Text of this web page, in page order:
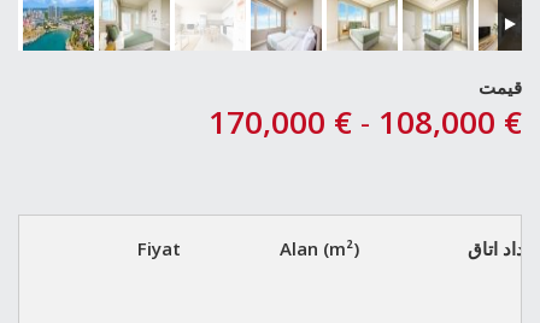
قیمت
€ 108,000
-
€ 170,000
تعداد اتاق Alan (m²)
Fiyat